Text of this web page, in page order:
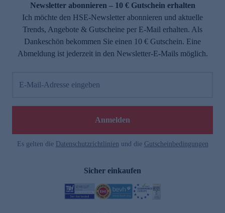
Newsletter abonnieren – 10 € Gutschein erhalten
Ich möchte den HSE-Newsletter abonnieren und aktuelle
Trends, Angebote & Gutscheine per E-Mail erhalten. Als
Dankeschön bekommen Sie einen 10 € Gutschein. Eine
Abmeldung ist jederzeit in den Newsletter-E-Mails möglich.
E-Mail-Adresse eingeben
Anmelden
Es gelten die Datenschutzrichtlinien und die Gutscheinbedingungen
Sicher einkaufen